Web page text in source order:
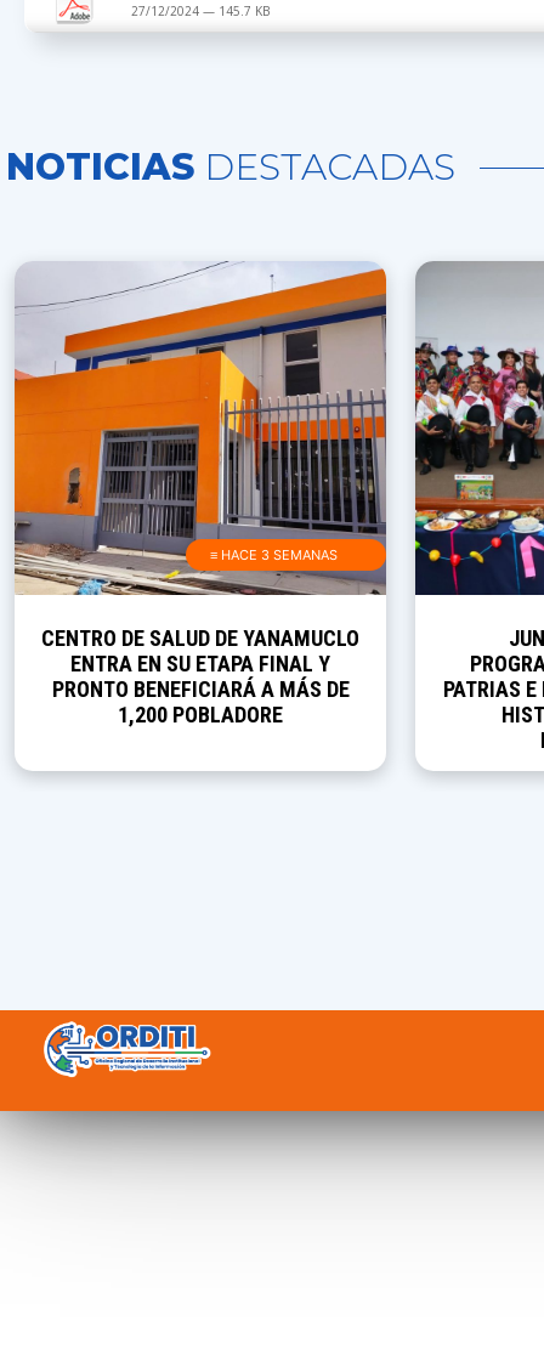
27/12/2024 — 145.7 KB
NOTICIAS DESTACADAS
≡ HACE 3 SEMANAS
CENTRO DE SALUD DE YANAMUCLO
ENTRA EN SU ETAPA FINAL Y
PRONTO BENEFICIARÁ A MÁS DE
1,200 POBLADORE
PATRIAS